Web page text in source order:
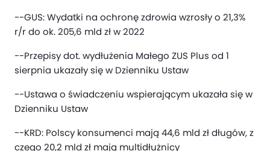
--GUS: Wydatki na ochronę zdrowia wzrosły o 21,3%
r/r do ok. 205,6 mld zł w 2022
--Przepisy dot. wydłużenia Małego ZUS Plus od 1
sierpnia ukazały się w Dzienniku Ustaw
--Ustawa o świadczeniu wspierającym ukazała się w
Dzienniku Ustaw
--KRD: Polscy konsumenci mają 44,6 mld zł długów, z
czego 20,2 mld zł mają multidłużnicy